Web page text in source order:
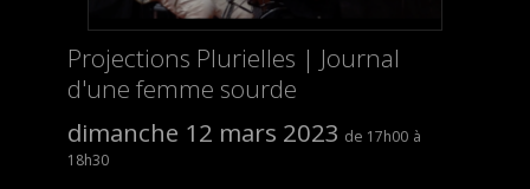
Projections Plurielles | Journal
d'une femme sourde
dimanche 12 mars 2023
17h00
18h30